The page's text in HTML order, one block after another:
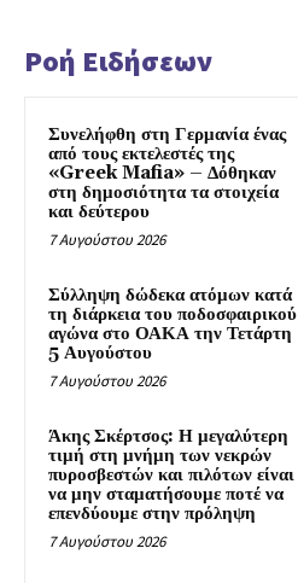
Ροή Ειδήσεων
Συνελήφθη στη Γερμανία ένας
από τους εκτελεστές της
«Greek Mafia» – Δόθηκαν
στη δημοσιότητα τα στοιχεία
και δεύτερου
7 Αυγούστου 2026
Σύλληψη δώδεκα ατόμων κατά
τη διάρκεια του ποδοσφαιρικού
αγώνα στο ΟΑΚΑ την Τετάρτη
5 Αυγούστου
7 Αυγούστου 2026
Άκης Σκέρτσος: Η μεγαλύτερη
τιμή στη μνήμη των νεκρών
πυροσβεστών και πιλότων είναι
να μην σταματήσουμε ποτέ να
επενδύουμε στην πρόληψη
7 Αυγούστου 2026